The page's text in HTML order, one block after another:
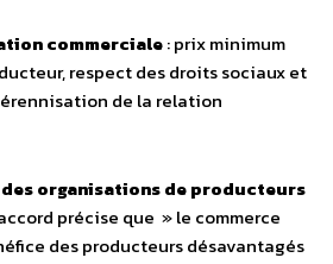
commerciale: prix minimum
respect des droits sociaux et
de la relation
organisations de producteurs
précise que » le commerce
des producteurs désavantagés